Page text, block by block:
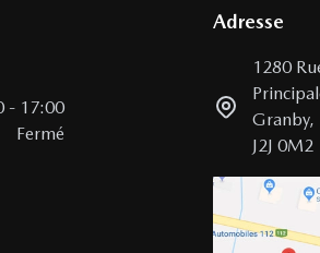
- 17:00
Fermé
Adresse
1280
Granby,
J2J 0M2